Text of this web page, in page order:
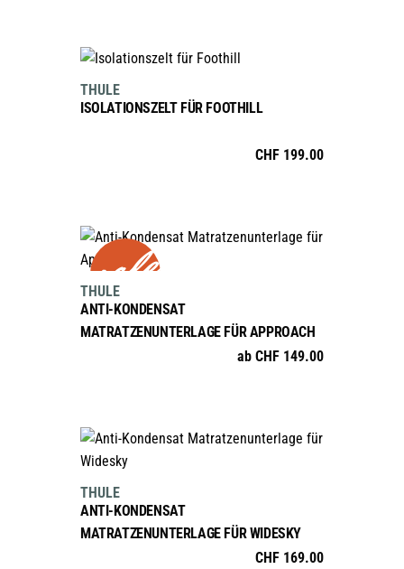
IN DEN WARENKORB
ISOLATIONSZELT FÜR FOOTHILL
CHF 199.00
THULE
saleAUSFÜHRUNG WÄHLEN
mehrere
Varianten
können
gewählt
ANTI-KONDENSAT
MATRATZENUNTERLAGE FÜR APPROACH
ab CHF 149.00
THULE
ANTI-KONDENSAT
MATRATZENUNTERLAGE FÜR WIDESKY
CHF 169.00
THULE